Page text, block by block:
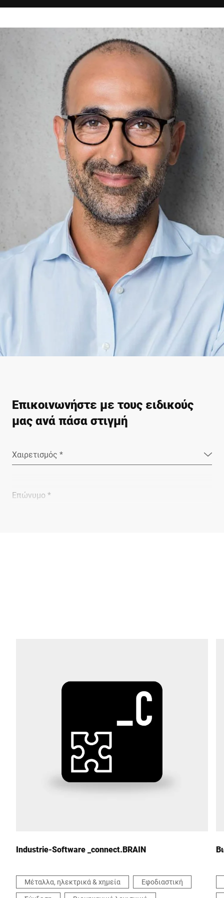
Επικοινωνήστε με τους ειδικούς
μας ανά πάσα στιγμή
Χαιρετισμός *
Επώνυμο *
Industrie-Software _connect.BRAIN
Μέταλλα, ηλεκτρικά & χημεία
Εφοδιαστική